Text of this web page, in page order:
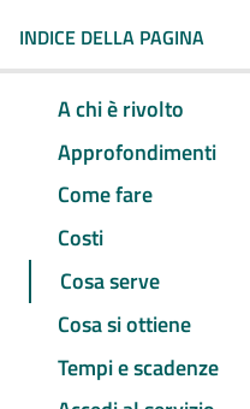
INDICE DELLA PAGINA
A chi è rivolto
Approfondimenti
Come fare
Costi
Cosa serve
Cosa si ottiene
Tempi e scadenze